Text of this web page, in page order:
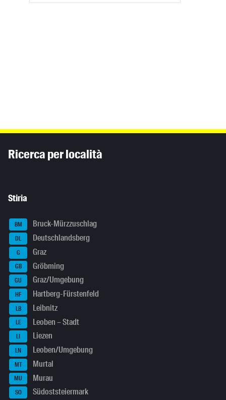
Ricerca per località
Stiria
BM Bruck-Mürzzuschlag
DL Deutschlandsberg
G Graz
GB Gröbming
GU Graz/Umgebung
HF Hartberg-Fürstenfeld
LB Leibnitz
LE Leoben – Stadt
LI Liezen
LN Leoben/Umgebung
MT Murtal
MU Murau
SO Südoststeiermark